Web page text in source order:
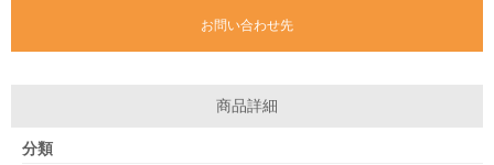
お問い合わせ先
商品詳細
分類